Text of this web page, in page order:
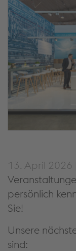
13. April 2026 |
persönlich
Sie!
Unsere
sind: